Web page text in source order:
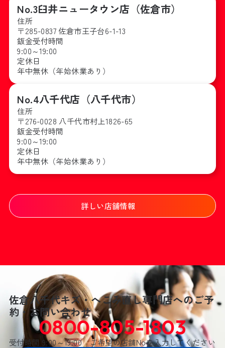
No.3臼井ニュータウン店（佐倉市）
住所
〒285-0837 佐倉市王子台6-1-13
鈑金受付時間
9:00～19:00
定休日
年中無休（年始休業あり）
No.4八千代店（八千代市）
住所
〒276-0028 八千代市村上1826-65
鈑金受付時間
9:00～19:00
定休日
年中無休（年始休業あり）
詳しい店舗情報
佐倉八千代キズ・へこみ直し専門店へのご予
約・お問い合わせ
0800-805-1803
受付時間 9:00～19:00 ご希望の店舗Noを入力してください